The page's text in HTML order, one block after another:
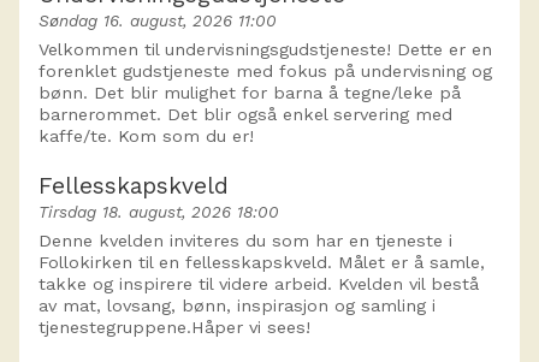
Søndag 16. august, 2026 11:00
Velkommen til undervisningsgudstjeneste! Dette er en
forenklet gudstjeneste med fokus på undervisning og
bønn. Det blir mulighet for barna å tegne/leke på
barnerommet. Det blir også enkel servering med
kaffe/te. Kom som du er!
Fellesskapskveld
Tirsdag 18. august, 2026 18:00
Denne kvelden inviteres du som har en tjeneste i
Follokirken til en fellesskapskveld. Målet er å samle,
takke og inspirere til videre arbeid. Kvelden vil bestå
av mat, lovsang, bønn, inspirasjon og samling i
tjenestegruppene.Håper vi sees!